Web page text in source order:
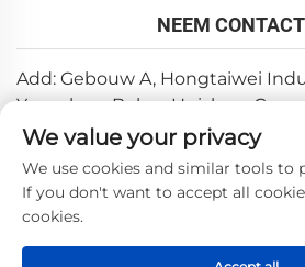
NEEM
Add: Gebouw A, Hongtaiwei
Yuanzhou, Boluo, Huizhou,
E-mail:[email protected]
Tel:+86-0752-6688646
Copyright © 2025 door Huizhou
We value your privacy
We use cookies and similar tools to
If you don't want to accept all
cookies.